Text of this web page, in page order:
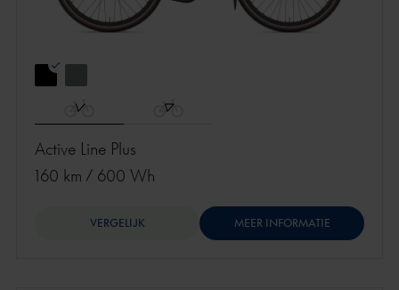
Active Line Plus
160 km / 600 Wh
VERGELIJK MEER INFORMATIE